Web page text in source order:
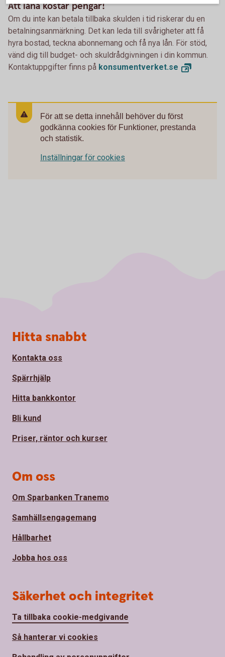
Att låna kostar pengar!
Om du inte kan betala tillbaka skulden i tid riskerar du en
betalningsanmärkning. Det kan leda till svårigheter att få
hyra bostad, teckna abonnemang och få nya lån. För stöd,
vänd dig till budget- och skuldrådgivningen i din kommun.
Kontaktuppgifter finns på konsumentverket.se
För att se detta innehåll behöver du först
godkänna cookies för Funktioner, prestanda
och statistik.
Inställningar för cookies
Sidfot
Hitta snabbt
Kontakta oss
Spärrhjälp
Hitta bankkontor
Bli kund
Priser, räntor och kurser
Om oss
Om Sparbanken Tranemo
Samhällsengagemang
Hållbarhet
Jobba hos oss
Säkerhet och integritet
Ta tillbaka cookie-medgivande
Så hanterar vi cookies